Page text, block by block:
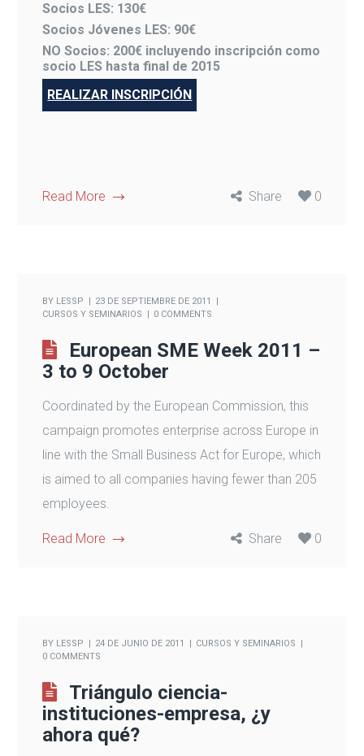
Socios LES: 130€
Socios Jóvenes LES: 90€
NO Socios: 200€ incluyendo inscripción como
socio LES hasta final de 2015
REALIZAR INSCRIPCIÓN
Read More Share 0
BY LESSP
23 DE SEPTIEMBRE DE 2011
CURSOS Y SEMINARIOS
0 COMMENTS
European SME Week 2011 –
3 to 9 October
Coordinated by the European Commission, this
campaign promotes enterprise across Europe in
line with the Small Business Act for Europe, which
is aimed to all companies having fewer than 205
employees.
Read More Share 0
BY LESSP 24 DE JUNIO DE 2011
CURSOS Y SEMINARIOS
0 COMMENTS
Triángulo ciencia-
instituciones-empresa, ¿y
ahora qué?